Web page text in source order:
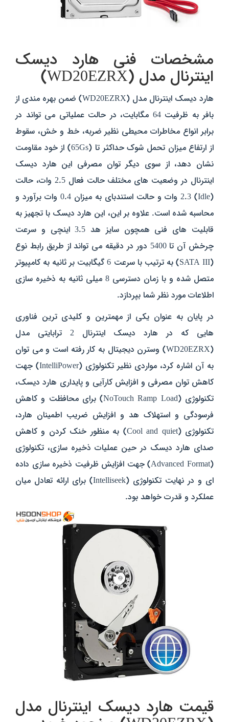
مشخصات فنی هارد دیسک
اینترنال مدل (WD20EZRX)
هارد دیسک اینترنال مدل (WD20EZRX) ضمن بهره مندی از
بافر به ظرفیت 64 مگابایت، در حالت عملیاتی می تواند در
برابر انواع مخاطرات محیطی نظیر ضربه، خط و خش، سقوط
از ارتفاع میزان تحمل شوک حداکثر تا (65Gs) از خود مقاومت
نشان دهد، از سوی دیگر توان مصرفی این هارد دیسک
اینترنال در وضعیت های مختلف حالت فعال 2.5 وات، حالت
(Idle) 2.3 وات و حالت استندبای به میزان 0.4 وات برآورد و
محاسبه شده است. علاوه بر این، این هارد دیسک با تجهیز به
قابلیت های فنی همچون سایز هد 3.5 اینچی و سرعت
چرخش آن تا 5400 دور در دقیقه می تواند از طریق رابط نوع
(SATA III) به ترتیب با سرعت 6 گیگابیت بر ثانیه به کامپیوتر
متصل شده و با زمان دسترسی 8 میلی ثانیه به ذخیره سازی
اطلاعات مورد نظر شما بپردازد.
در پایان به عنوان یکی از مهمترین و کلیدی ترین فناوری
هایی که در هارد دیسک اینترنال 2 ترابایتی مدل
(WD20EZRX) وسترن دیجیتال به کار رفته است و می توان
به آن اشاره کرد، مواردی نظیر تکنولوژی (IntelliPower) جهت
کاهش توان مصرفی و افزایش کارآیی و پایداری هارد دیسک،
تکنولوژی (NoTouch Ramp Load) برای محافظت و کاهش
فرسودگی و استهلاک هد و افزایش ضریب اطمینان هارد،
تکنولوژی (Cool and quiet) به منظور خنک کردن و کاهش
صدای هارد دیسک در حین عملیات ذخیره سازی، تکنولوژی
(Advanced Format) جهت افزایش ظرفیت ذخیره سازی داده
ای و در نهایت تکنولوژی (Intelliseek) برای ارائه تعادل میان
عملکرد و قدرت خواهد بود.
قیمت هارد دیسک اینترنال مدل